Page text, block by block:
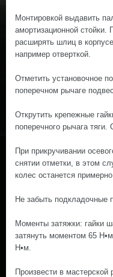
Монтировкой выдавить
амортизационной
расширять шлиц в
например отверткой.
Отметить установочное
поперечном рычаге
Открутить крепежные
поперечного рычага тяги.
При прикручивании
снятии отметки, в этом
колес останется
Не забыть подкладочные
Моменты затяжки: гайки
затянуть моментом 65
Н•м.
Произвести в мастерской